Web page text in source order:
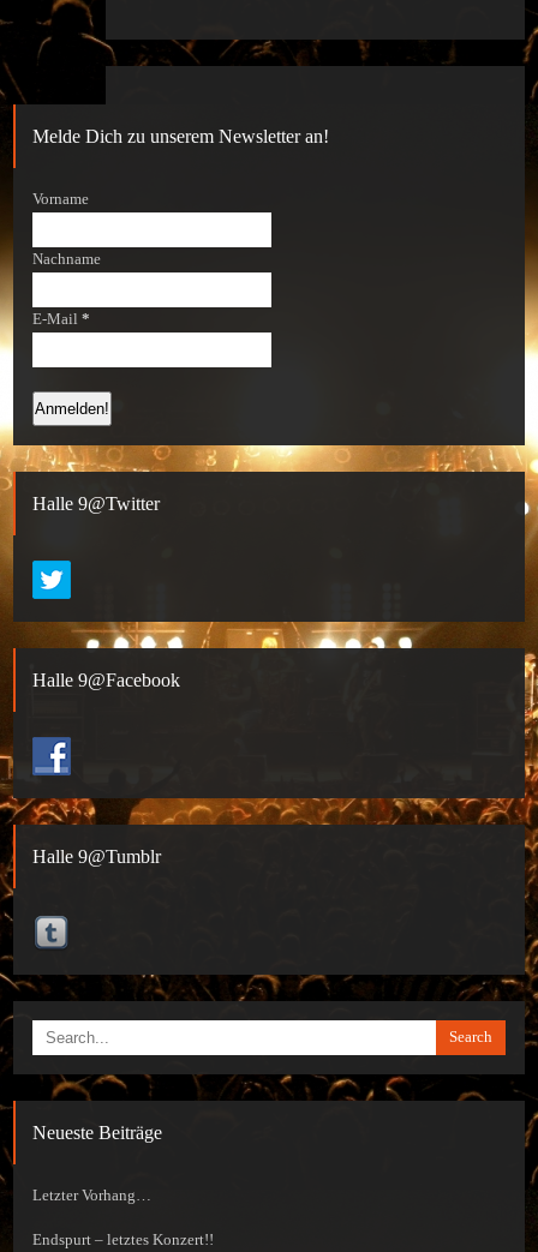
Melde Dich zu unserem Newsletter an!
Vorname
Nachname
E-Mail *
Halle 9@Twitter
Halle 9@Facebook
Halle 9@Tumblr
Search
Neueste Beiträge
Letzter Vorhang…
Endspurt – letztes Konzert!!